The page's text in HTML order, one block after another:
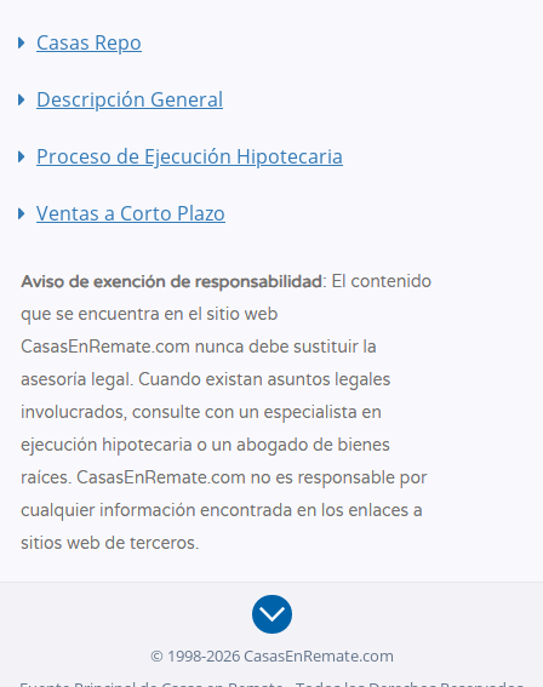
Casas Repo
Descripción General
Proceso de Ejecución Hipotecaria
Ventas a Corto Plazo
© 1998-2026 CasasEnRemate.com